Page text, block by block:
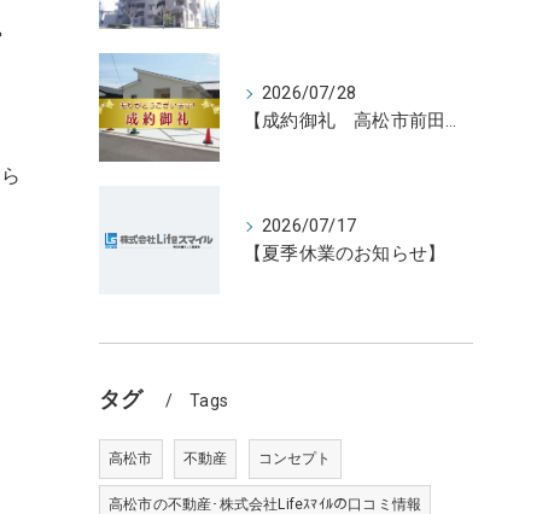
2026/07/28
【成約御礼 高松市前田東町新築住宅3号地】香川県の不動産の買取・売却・査定ならLifeスマイルにお任せください
2026/07/17
【夏季休業のお知らせ】
タグ Tags
高松市 不動産 コンセプト
高松市の不動産･株式会社Lifeｽﾏｲﾙの口コミ情報